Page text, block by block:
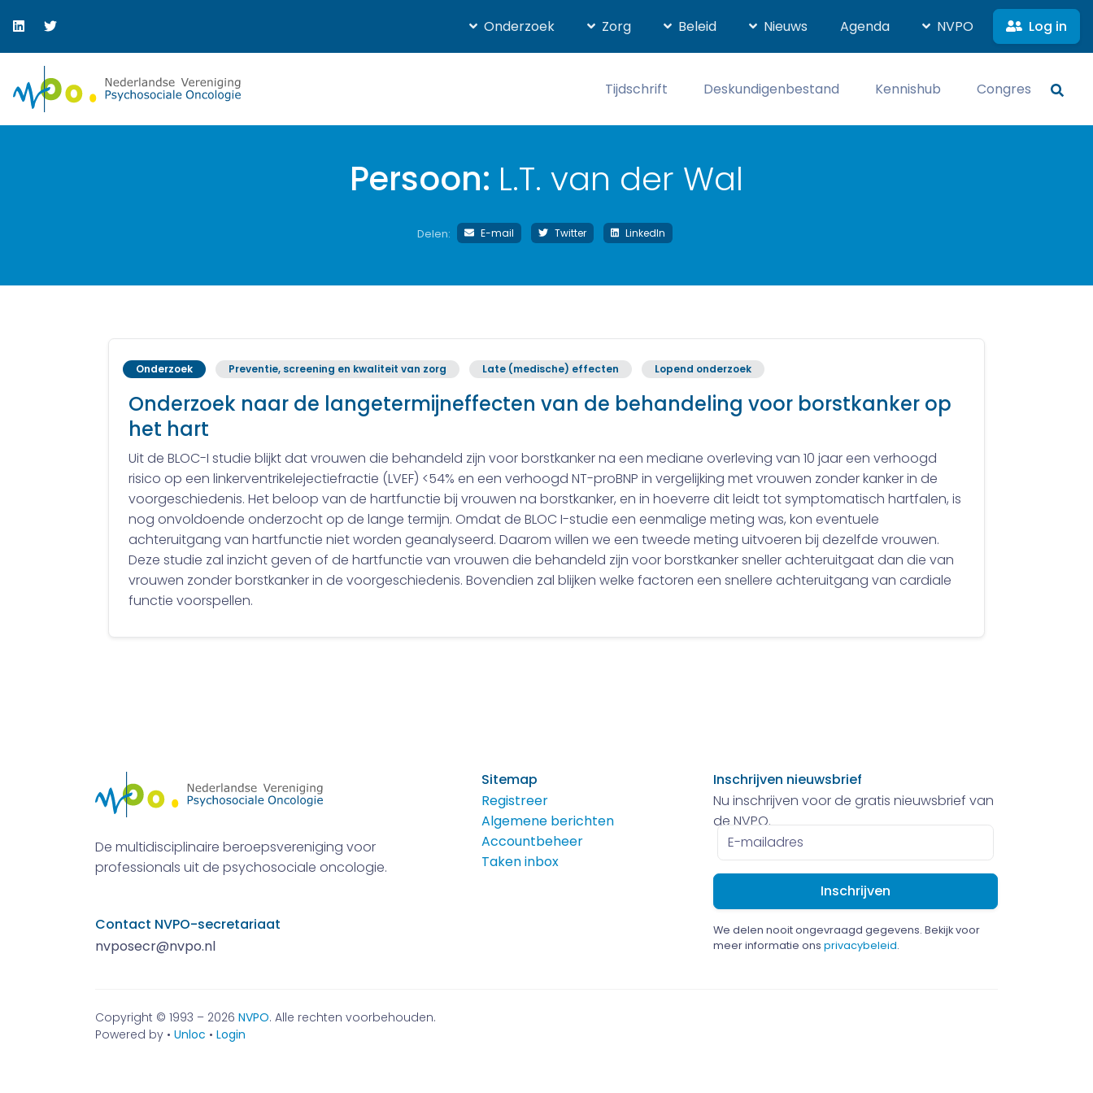
Onderzoek Zorg Beleid Nieuws Agenda NVPO Log in
Tijdschrift Deskundigenbestand Kennishub Congres
Persoon: L.T. van der Wal
Delen: E-mail Twitter LinkedIn
Onderzoek Preventie, screening en kwaliteit van zorg Late (medische) effecten Lopend onderzoek
Onderzoek naar de langetermijneffecten van de behandeling voor borstkanker op
het hart
Uit de BLOC-I studie blijkt dat vrouwen die behandeld zijn voor borstkanker na een mediane overleving van 10 jaar een verhoogd
risico op een linkerventrikelejectiefractie (LVEF) <54% en een verhoogd NT-proBNP in vergelijking met vrouwen zonder kanker in de
voorgeschiedenis. Het beloop van de hartfunctie bij vrouwen na borstkanker, en in hoeverre dit leidt tot symptomatisch hartfalen, is
nog onvoldoende onderzocht op de lange termijn. Omdat de BLOC I-studie een eenmalige meting was, kon eventuele
achteruitgang van hartfunctie niet worden geanalyseerd. Daarom willen we een tweede meting uitvoeren bij dezelfde vrouwen.
Deze studie zal inzicht geven of de hartfunctie van vrouwen die behandeld zijn voor borstkanker sneller achteruitgaat dan die van
vrouwen zonder borstkanker in de voorgeschiedenis. Bovendien zal blijken welke factoren een snellere achteruitgang van cardiale
functie voorspellen.
De multidisciplinaire beroepsvereniging voor
professionals uit de psychosociale oncologie.
Contact NVPO-secretariaat
nvposecr@nvpo.nl
Sitemap
Registreer
Algemene berichten
Accountbeheer
Taken inbox
Inschrijven nieuwsbrief
Nu inschrijven voor de gratis nieuwsbrief van
de NVPO.
E-
mailadres
We delen nooit ongevraagd gegevens. Bekijk voor
meer informatie ons privacybeleid.
Copyright © 1993 – 2026 NVPO. Alle rechten voorbehouden.
Powered by • Unloc • Login